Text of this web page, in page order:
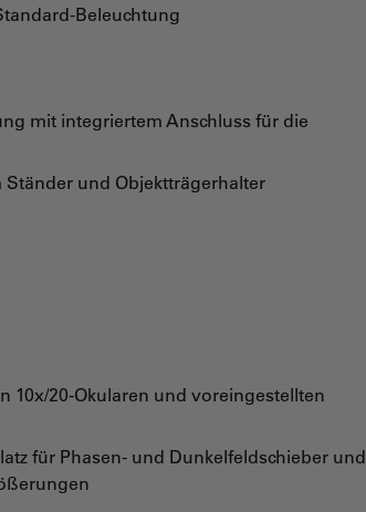
Beleuchtung
mit integriertem Anschluss für die
Ständer und Objektträgerhalter
10x/20-Okularen und voreingestellten
für Phasen- und Dunkelfeldschieber und